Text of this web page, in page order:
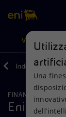
Cerca
scopri
artificiale.
VISIONE
Visione
Azioni
Prodotti
Indietro
FINANZA,
Eni: il
Una